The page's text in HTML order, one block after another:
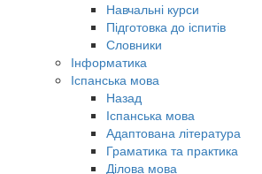
Навчальні курси
Підготовка до іспитів
Словники
Інформатика
Іспанська мова
Назад
Іспанська мова
Адаптована література
Граматика та практика
Ділова мова